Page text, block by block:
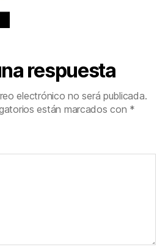
respuesta
electrónico no será publicada.
están marcados con *